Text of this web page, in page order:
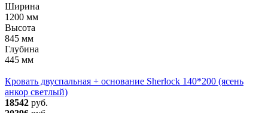
Ширина
1200 мм
Высота
845 мм
Глубина
445 мм
Кровать двуспальная + основание Sherlock 140*200 (ясень
анкор светлый)
18542 руб.